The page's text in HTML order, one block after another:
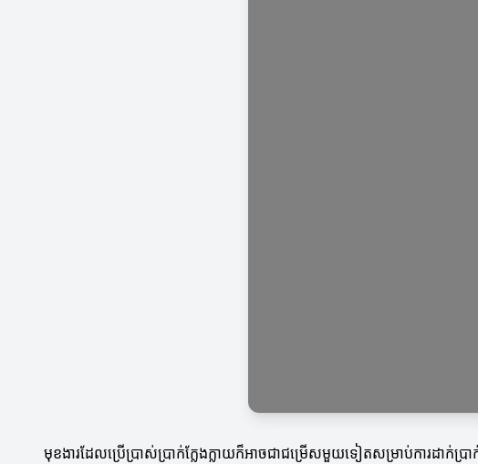
មុខងារដែលប្រើប្រាស់ប្រាក់ក្លែងក្លាយក៏អាចជាជម្រើសមួយទៀតសម្រាប់ការដាក់ប្